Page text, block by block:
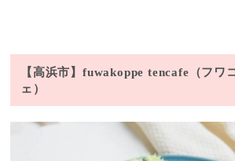
【高浜市】fuwakoppe tencafe（フワ
ェ）